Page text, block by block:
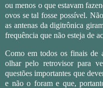
ou menos o que estavam
ovos se tal fosse possível.
as antenas da digitrônica
frequência que não esteja de
Como em todos os finais de
olhar pelo retrovisor para
questões importantes que
e não o foram e que,